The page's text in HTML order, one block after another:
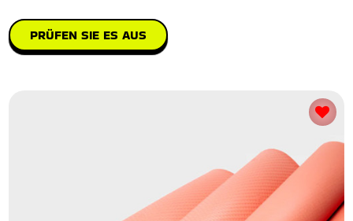
PRÜFEN SIE ES AUS